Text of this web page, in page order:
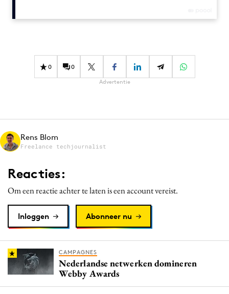
Digital transformation
Gedragsverandering
Influencer marketing
Merkstrategie
Programmatic
Purpose Marketing
Reputatie & crisis
0 0
Advertentie
Rens Blom
Freelance techjournalist
Reacties:
Om een reactie achter te laten is een account vereist.
Inloggen Abonneer nu
CAMPAGNES
Nederlandse netwerken domineren
Webby Awards